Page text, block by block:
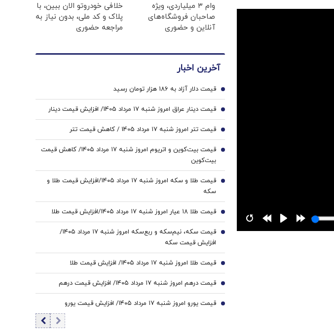
وام ۳ میلیاردی، ویژه
صاحبان فروشگاه‌های
آنلاین و حضوری
خلافی خودروتو الان ببین، با
پلاک و کد ملی، بدون نیاز به
مراجعه حضوری
آخرین اخبار
قیمت دلار آزاد به 186 هزار تومان رسید 1
قیمت دینار عراق امروز شنبه ۱۷ مرداد 1405/ افزایش قیمت دینار 2
قیمت تتر امروز شنبه ۱۷ مرداد 1405 / کاهش قیمت تتر 3
قیمت بیت‌کوین و اتریوم امروز شنبه ۱۷ مرداد ۱۴۰۵/ کاهش قیمت
بیت‌کوین
4
قیمت طلا و سکه امروز شنبه ۱۷ مرداد ۱۴۰۵/افزایش قیمت طلا و
سکه
5
قیمت طلا ۱۸ عیار امروز شنبه ۱۷ مرداد ۱۴۰۵/افزایش قیمت طلا 6
قیمت سکه، نیم‌سکه و ربع‌سکه امروز شنبه ۱۷ مرداد ۱۴۰۵/
افزایش قیمت سکه
7
قیمت طلا امروز شنبه ۱۷ مرداد ۱۴۰۵/ افزایش قیمت طلا 8
قیمت درهم امروز شنبه ۱۷ مرداد ۱۴۰۵/ افزایش قیمت درهم 9
قیمت یورو امروز شنبه ۱۷ مرداد ۱۴۰۵/ افزایش قیمت یورو 10